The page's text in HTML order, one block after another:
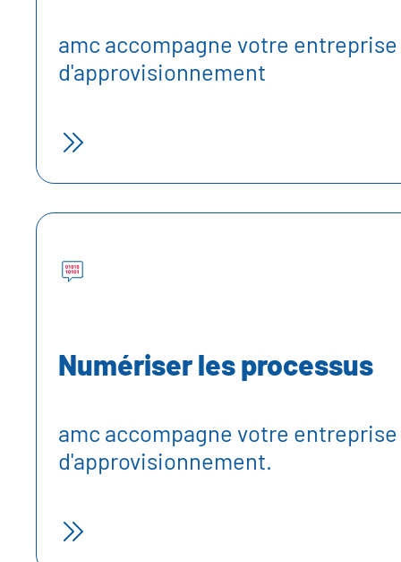
amc accompagne votre
d'approvisionnement
Numériser les processus
amc accompagne votre
d'approvisionnement.